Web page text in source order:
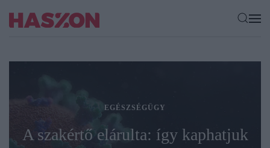
EGÉSZSÉGÜGY
A szakértő elárulta: így kaphatjuk